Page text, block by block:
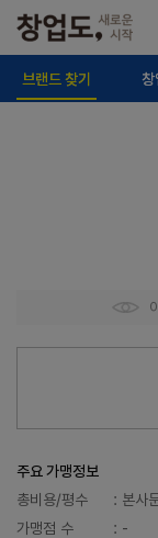
브랜드 찾기 창
주요 가맹정보
총비용/평수
: 본사
가맹점 수
: -